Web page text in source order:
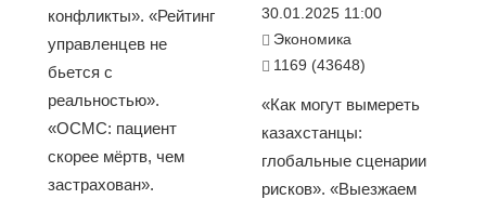
конфликты». «Рейтинг
управленцев не
бьется с
реальностью».
«ОСМС: пациент
скорее мёртв, чем
застрахован».
30.01.2025 11:00
Экономика
1169 (43648)
«Как могут вымереть
казахстанцы:
глобальные сценарии
рисков». «Выезжаем